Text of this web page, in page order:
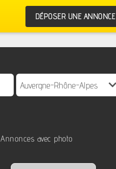
DÉPOSER UNE ANNONCE
Annonces avec photo